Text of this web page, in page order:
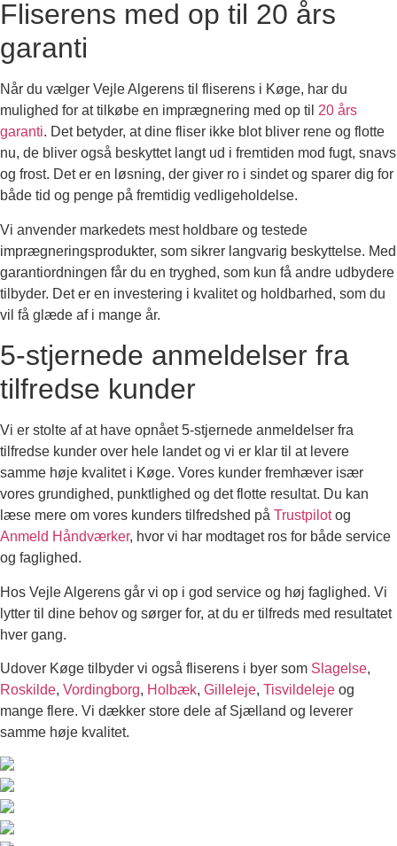
Fliserens med op til 20 års
garanti
Når du vælger Vejle Algerens til fliserens i Køge, har du
mulighed for at tilkøbe en imprægnering med op til 20 års
garanti. Det betyder, at dine fliser ikke blot bliver rene og flotte
nu, de bliver også beskyttet langt ud i fremtiden mod fugt, snavs
og frost. Det er en løsning, der giver ro i sindet og sparer dig for
både tid og penge på fremtidig vedligeholdelse.
Vi anvender markedets mest holdbare og testede
imprægneringsprodukter, som sikrer langvarig beskyttelse. Med
garantiordningen får du en tryghed, som kun få andre udbydere
tilbyder. Det er en investering i kvalitet og holdbarhed, som du
vil få glæde af i mange år.
5-stjernede anmeldelser fra
tilfredse kunder
Vi er stolte af at have opnået 5-stjernede anmeldelser fra
tilfredse kunder over hele landet og vi er klar til at levere
samme høje kvalitet i Køge. Vores kunder fremhæver især
vores grundighed, punktlighed og det flotte resultat. Du kan
læse mere om vores kunders tilfredshed på Trustpilotog
Anmeld Håndværker, hvor vi har modtaget ros for både service
og faglighed.
Hos Vejle Algerens går vi op i god service og høj faglighed. Vi
lytter til dine behov og sørger for, at du er tilfreds med resultatet
hver gang.
Udover Køge tilbyder vi også fliserens i byer som Slagelse,
Roskilde, Vordingborg, Holbæk, Gilleleje, Tisvildeleje og
mange flere. Vi dækker store dele af Sjælland og leverer
samme høje kvalitet.